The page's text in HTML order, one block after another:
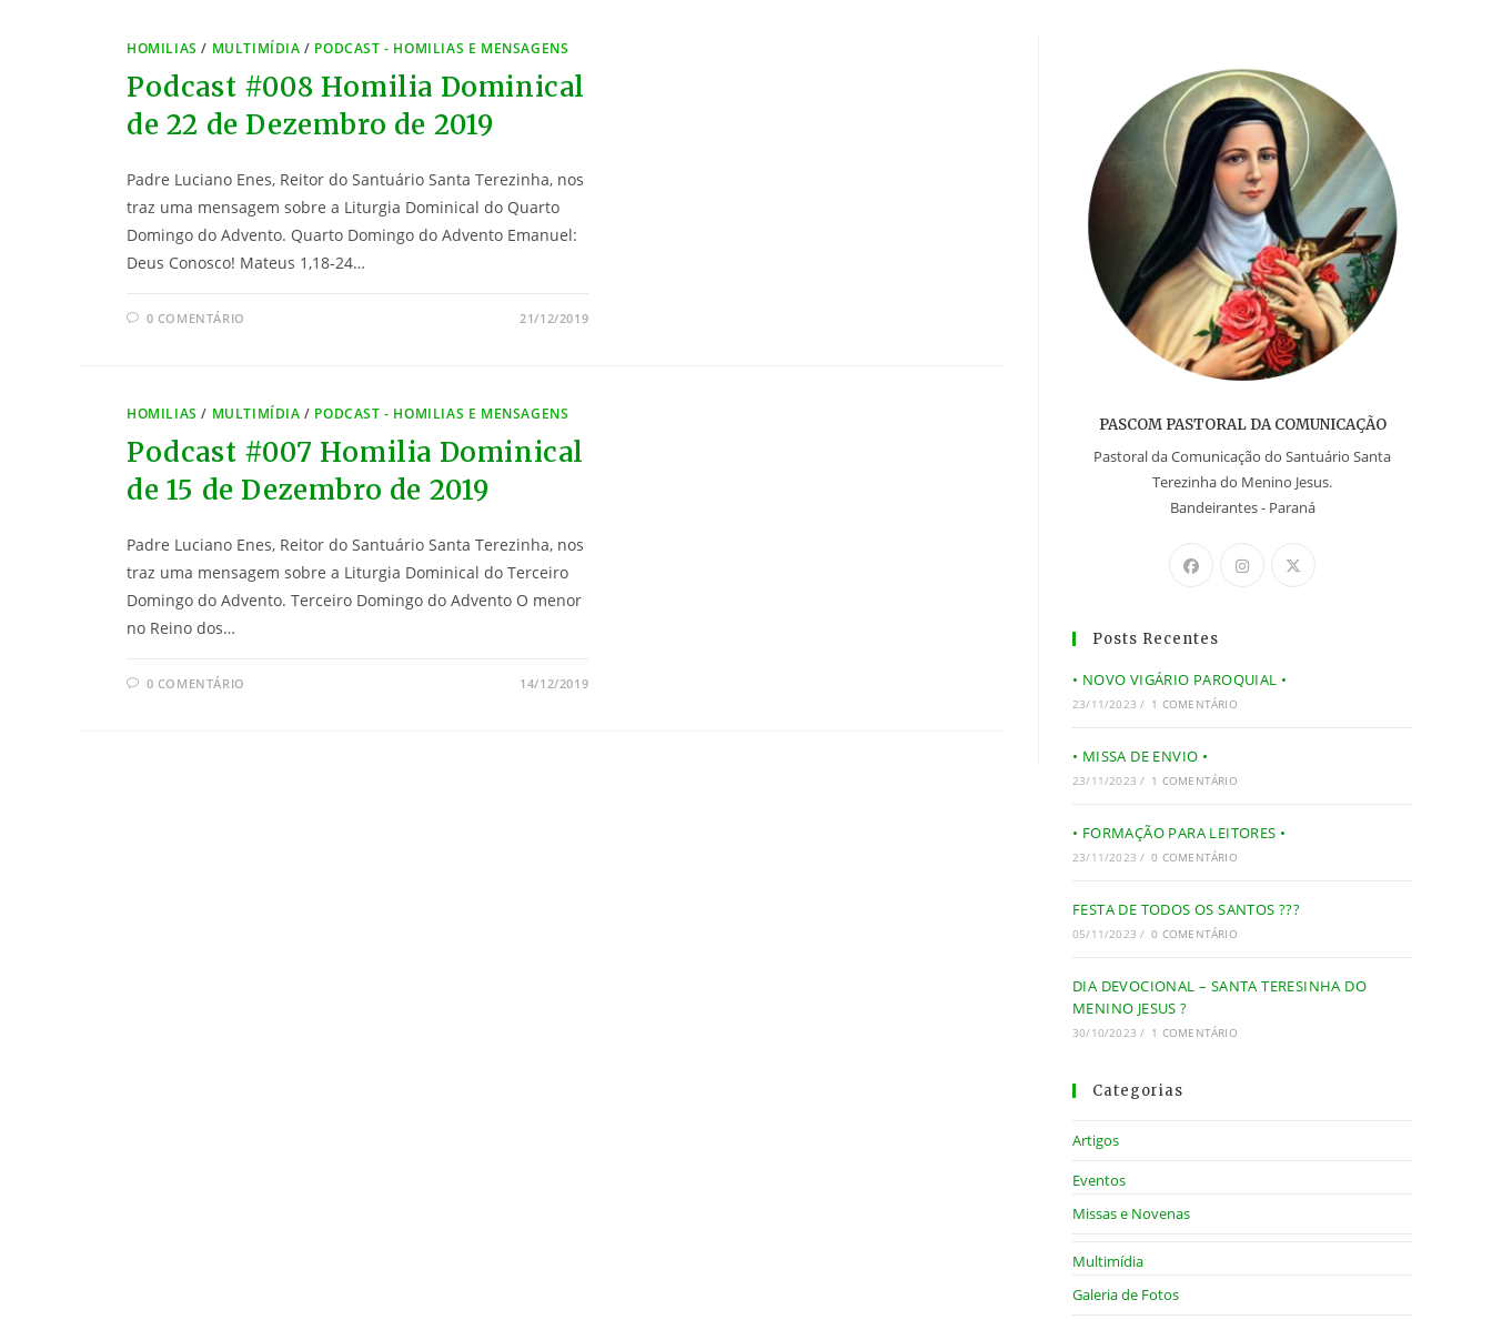
HOMILIAS / MULTIMÍDIA / PODCAST - HOMILIAS E MENSAGENS
Podcast #008 Homilia Dominical
de 22 de Dezembro de 2019
Padre Luciano Enes, Reitor do Santuário Santa Terezinha, nos
traz uma mensagem sobre a Liturgia Dominical do Quarto
Domingo do Advento. Quarto Domingo do Advento Emanuel:
Deus Conosco! Mateus 1,18-24…
0 COMENTÁRIO 21/12/2019
HOMILIAS / MULTIMÍDIA / PODCAST - HOMILIAS E MENSAGENS
Podcast #007 Homilia Dominical
de 15 de Dezembro de 2019
Padre Luciano Enes, Reitor do Santuário Santa Terezinha, nos
traz uma mensagem sobre a Liturgia Dominical do Terceiro
Domingo do Advento. Terceiro Domingo do Advento O menor
no Reino dos…
0 COMENTÁRIO 14/12/2019
PASCOM PASTORAL DA COMUNICAÇÃO
Pastoral da Comunicação do Santuário Santa
Terezinha do Menino Jesus.
Bandeirantes - Paraná
Posts Recentes
• NOVO VIGÁRIO PAROQUIAL •
23/11/2023 / 1 COMENTÁRIO
• MISSA DE ENVIO •
23/11/2023 / 1 COMENTÁRIO
• FORMAÇÃO PARA LEITORES •
23/11/2023 / 0 COMENTÁRIO
FESTA DE TODOS OS SANTOS ???
05/11/2023 / 0 COMENTÁRIO
DIA DEVOCIONAL – SANTA TERESINHA DO
MENINO JESUS ?
30/10/2023 / 1 COMENTÁRIO
Categorias
Artigos
Eventos
Missas e Novenas
Multimídia
Galeria de Fotos